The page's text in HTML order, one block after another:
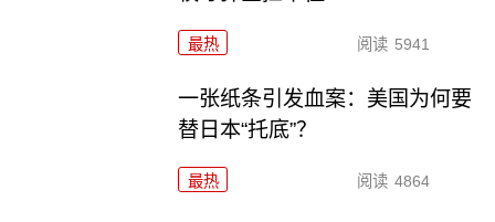
最热 阅读 5941
一张纸条引发血案：美国为何要
替日本“托底”？
最热 阅读 4864